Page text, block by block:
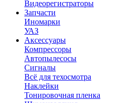
Видеорегистраторы
Запчасти
Иномарки
УАЗ
Аксесcуары
Компрессоры
Автопылесосы
Сигналы
Всё для техосмотра
Наклейки
Тонировочная пленка